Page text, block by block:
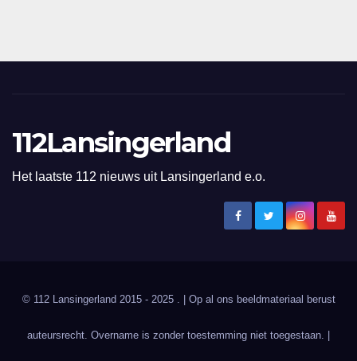
112Lansingerland
Het laatste 112 nieuws uit Lansingerland e.o.
© 112 Lansingerland 2015 - 2025 . | Op al ons beeldmateriaal berust
auteursrecht. Overname is zonder toestemming niet toegestaan. |